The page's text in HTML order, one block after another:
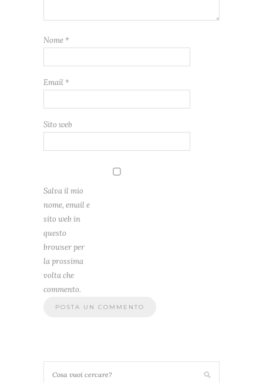
Nome *
Email *
Sito web
Salva il mio
nome, email e
sito web in
questo
browser per
la prossima
volta che
commento.